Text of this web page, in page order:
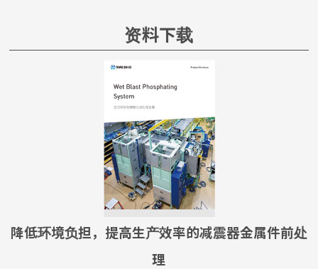
资料下载
降低环境负担，提高生产效率的减震器金属件前处
理